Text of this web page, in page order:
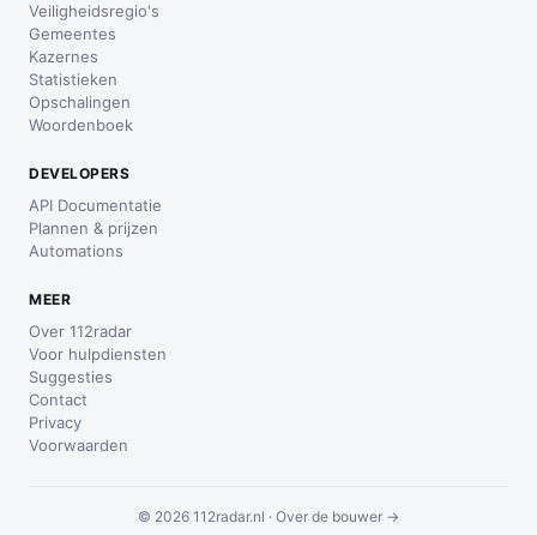
Veiligheidsregio's
Gemeentes
Kazernes
Statistieken
Opschalingen
Woordenboek
DEVELOPERS
API Documentatie
Plannen & prijzen
Automations
MEER
Over 112radar
Voor hulpdiensten
Suggesties
Contact
Privacy
Voorwaarden
© 2026 112radar.nl · Over de bouwer →